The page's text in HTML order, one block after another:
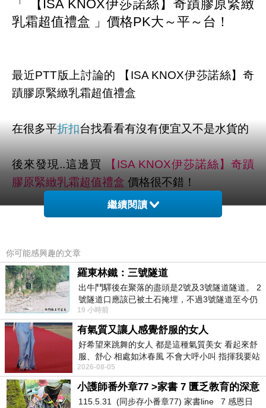
「 【ISA KNOX伊莎諾絲】奇蹟膠原緊緻
乳霜超值禮盒 」價格PK大～平～台！
最近PTT版上討論的 【ISA KNOX伊莎諾絲】奇
蹟膠原緊緻乳霜超值禮盒
在很多平折扣台找看看有沒有便宜又不是水貨的
後來發現..這邊買
【ISA KNOX伊莎諾絲】奇蹟
膠原緊緻乳霜超值禮盒 價格很不錯！
依照往例經驗！貨運部分也很快！
而且在有保障的大平台，可退、可換、有保障～
安啦！
最後跟大家說 【ISA KNOX伊 手機開箱文莎諾
絲】奇蹟膠原緊緻乳霜超值禮盒 最近真的很熱門
看到便宜就要快衝
有可能下一分鐘就缺貨了！！
繼續閱讀
你可能感興趣的文章
羅東林鐵：三號隧道
出牛鬥驛後在聚落的盡頭是2號及3號隧道隧道。 2
號隧道口應該已被土石掩埋，不過3號隧道至今仍
存在。從台7丙牛鬥橋上往左岸上游方
19 小時前
有氣質又讓人感覺舒服的女人
好希望來跳舞的女人 都是這種氣質美女 看起來舒
服、舒心 相處如沐春風 不會大呼小叫 指揮我要站
哪個位子 妳老幾？？
2026-08-05
小護師番外章77 >家書 7 匱乏教育的深意
115.5.31 (同步存小番章77) 家書line 7 感恩日